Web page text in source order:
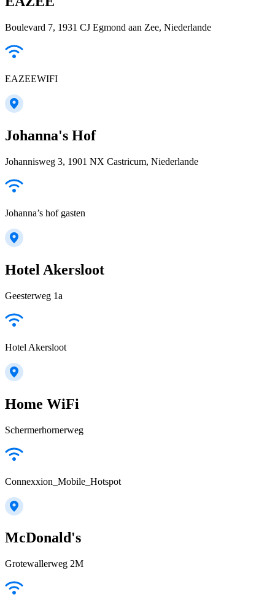
Boulevard 7, 1931 CJ Egmond aan Zee, Niederlande
EAZEEWIFI
Johanna's Hof
Johannisweg 3, 1901 NX Castricum, Niederlande
Johanna’s hof gasten
Hotel Akersloot
Geesterweg 1a
Hotel Akersloot
Home WiFi
Schermerhornerweg
Connexxion_Mobile_Hotspot
McDonald's
Grotewallerweg 2M